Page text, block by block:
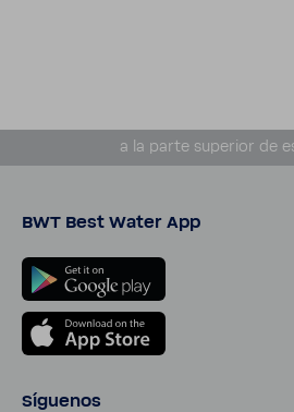
a la parte supe­rior de
BWT Best Water App
Síguenos